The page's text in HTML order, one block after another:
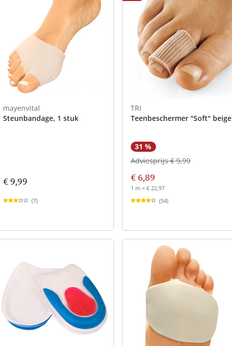
mayenvital
Steunbandage, 1 stuk
€ 9,99
(7)
TRI
Teenbeschermer "Soft" beige
31 %
€ 6,89
Adviesprijs € 9,99
1 m = € 22,97
(54)